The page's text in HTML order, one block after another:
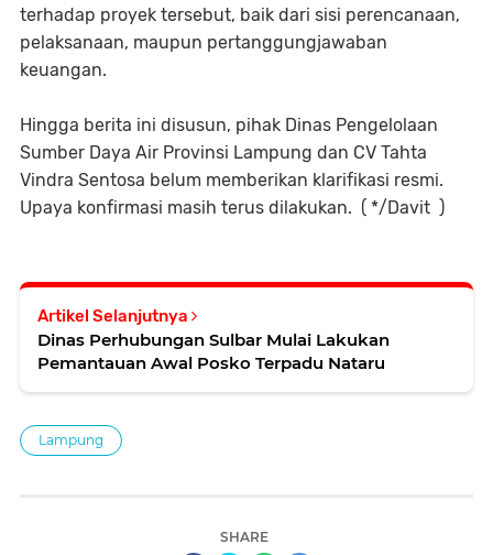
terhadap proyek tersebut, baik dari sisi perencanaan,
pelaksanaan, maupun pertanggungjawaban
keuangan.
Hingga berita ini disusun, pihak Dinas Pengelolaan
Sumber Daya Air Provinsi Lampung dan CV Tahta
Vindra Sentosa belum memberikan klarifikasi resmi.
Upaya konfirmasi masih terus dilakukan. ( */Davit )
Artikel Selanjutnya
Dinas Perhubungan Sulbar Mulai Lakukan
Pemantauan Awal Posko Terpadu Nataru
Lampung
SHARE